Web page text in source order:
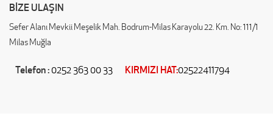
BİZE ULAŞIN
Sefer Alanı Mevkii Meşelik Mah. Bodrum-Milas Karayolu 22. Km. No: 111/1
Milas Muğla
Telefon :0252 363 00 33 KIRMIZI HAT:02522411794